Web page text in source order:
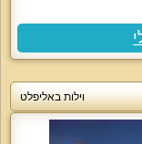
וילות באליפלט